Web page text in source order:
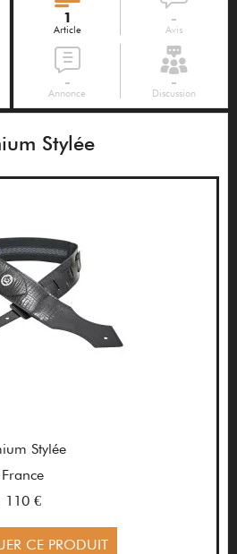
1
Article
-
Avis
-
Annonce
-
Discussion
Stylée
Stylée
110 €
CE PRODUIT